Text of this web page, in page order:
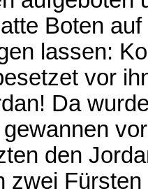
Boten
lassen:
vor
Da
den
zwei